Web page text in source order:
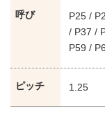
呼び
P25 /
/ P37 /
P59 /
ピッチ 1.25